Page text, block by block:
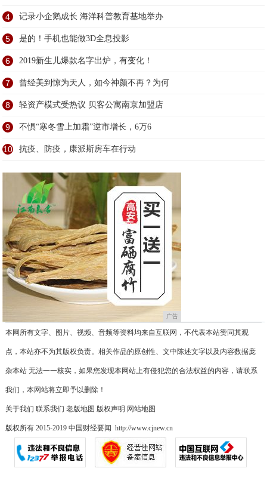
4 记录小企鹅成长 海洋科普教育基地举办
5 是的！手机也能做3D全息投影
6 2019新生儿爆款名字出炉，有变化！
7 曾经美到惊为天人，如今神颜不再？为何
8 轻资产模式受热议 贝客公寓南京加盟店
9 不惧“寒冬雪上加霜”逆市增长，6万6
10 抗疫、防疫，康派斯房车在行动
广告
本网所有文字、图片、视频、音频等资料均来自互联网，不代表本站赞同其观
点，本站亦不为其版权负责。相关作品的原创性、文中陈述文字以及内容数据庞
杂本站 无法一一核实，如果您发现本网站上有侵犯您的合法权益的内容，请联系
我们，本网站将立即予以删除！
关于我们 联系我们 老版地图 版权声明 网站地图
版权所有 2015-2019 中国财经要闻 http://www.cjnew.cn